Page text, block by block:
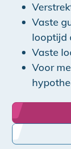
Vaste
looptijd
Vaste
Voor